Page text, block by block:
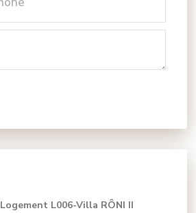
Logement L006-Villa RÔNI II